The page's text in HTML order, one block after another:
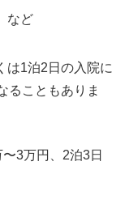
など
は1泊2日の入院に
ることもありま
3万円、2泊3日